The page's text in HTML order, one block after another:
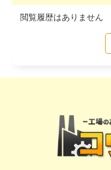
閲覧履歴はありません